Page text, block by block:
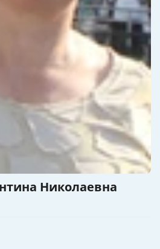
Николаевна